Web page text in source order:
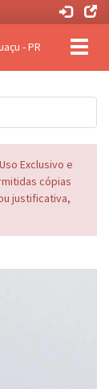
Clique
- PR
Exclusivo e
cópias
justificativa,